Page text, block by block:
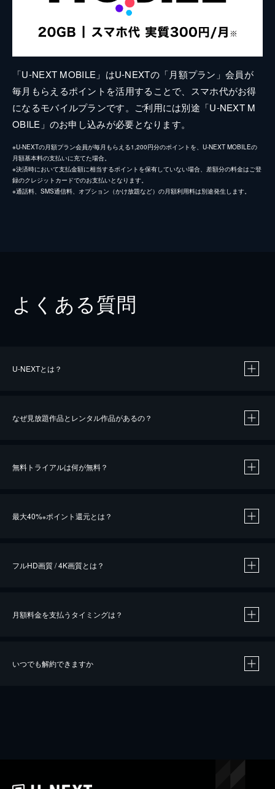
「U-NEXT MOBILE」はU-NEXTの「月額プラン」会員が
毎月もらえるポイントを活用することで、スマホ代がお得
になるモバイルプランです。ご利用には別途「U-NEXT M
OBILE」のお申し込みが必要となります。
※U-NEXTの月額プラン会員が毎月もらえる1,200円分のポイントを、U-NEXT MOBILEの
月額基本料の支払いに充てた場合。
※決済時において支払金額に相当するポイントを保有していない場合、差額分の料金はご登
録のクレジットカードでのお支払いとなります。
※通話料、SMS通信料、オプション（かけ放題など）の月額利用料は別途発生します。
よくある質問
U-NEXTとは？
なぜ見放題作品とレンタル作品があるの？
無料トライアルは何が無料？
最大40%※ポイント還元とは？
※40％ポイント還元の対象は、クレジットカード決済による作品の購入 / レンタルです。
iOSアプリのUコイン決済による作品の購入 / レンタルは、20％のポイント還元です。
フルHD画質 / 4K画質とは？
月額料金を支払うタイミングは？
いつでも解約できますか